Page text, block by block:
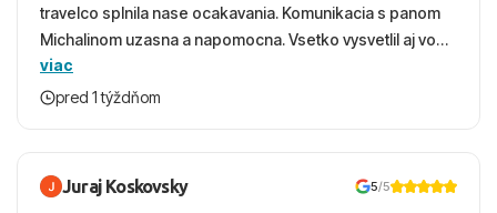
travelco splnila nase ocakavania. Komunikacia s panom
Michalinom uzasna a napomocna. Vsetko vysvetlil aj vo
vecernych hodinach zaco sa ospravedlnujem. Hotel
krasny, cisty. Sluzby top. Strava, prostredie, more,
viac
pred 1 týždňom
Juraj Koskovsky 5/5